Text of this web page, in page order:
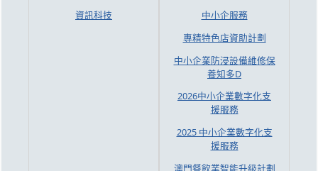
資訊科技
中小企服務
專精特色店資助計劃
中小企業防浸設備維修保
養知多D
2026中小企業數字化支
援服務
2025 中小企業數字化支
援服務
澳門餐飲業智能升級計劃